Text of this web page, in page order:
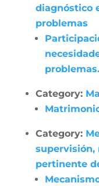
diagnóstico
problemas
problemas.
Category:
Category:
supervisión,
pertinente